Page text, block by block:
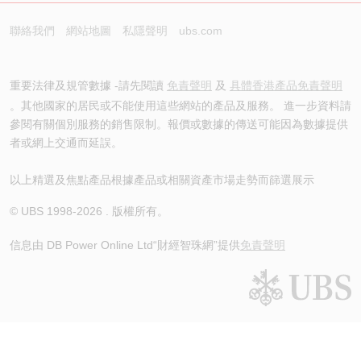
聯絡我們 網站地圖 私隱聲明 ubs.com
重要法律及規管數據 -請先閱讀 免責聲明 及 具體香港產品免責聲明
。其他國家的居民或不能使用這些網站的產品及服務。 進一步資料請
參閱有關個別服務的銷售限制。報價或數據的傳送可能因為數據提供
者或網上交通而延誤。
以上精選及焦點產品根據產品或相關資產市場走勢而篩選展示
© UBS 1998-2026 . 版權所有。
信息由 DB Power Online Ltd“財經智珠網”提供免責聲明